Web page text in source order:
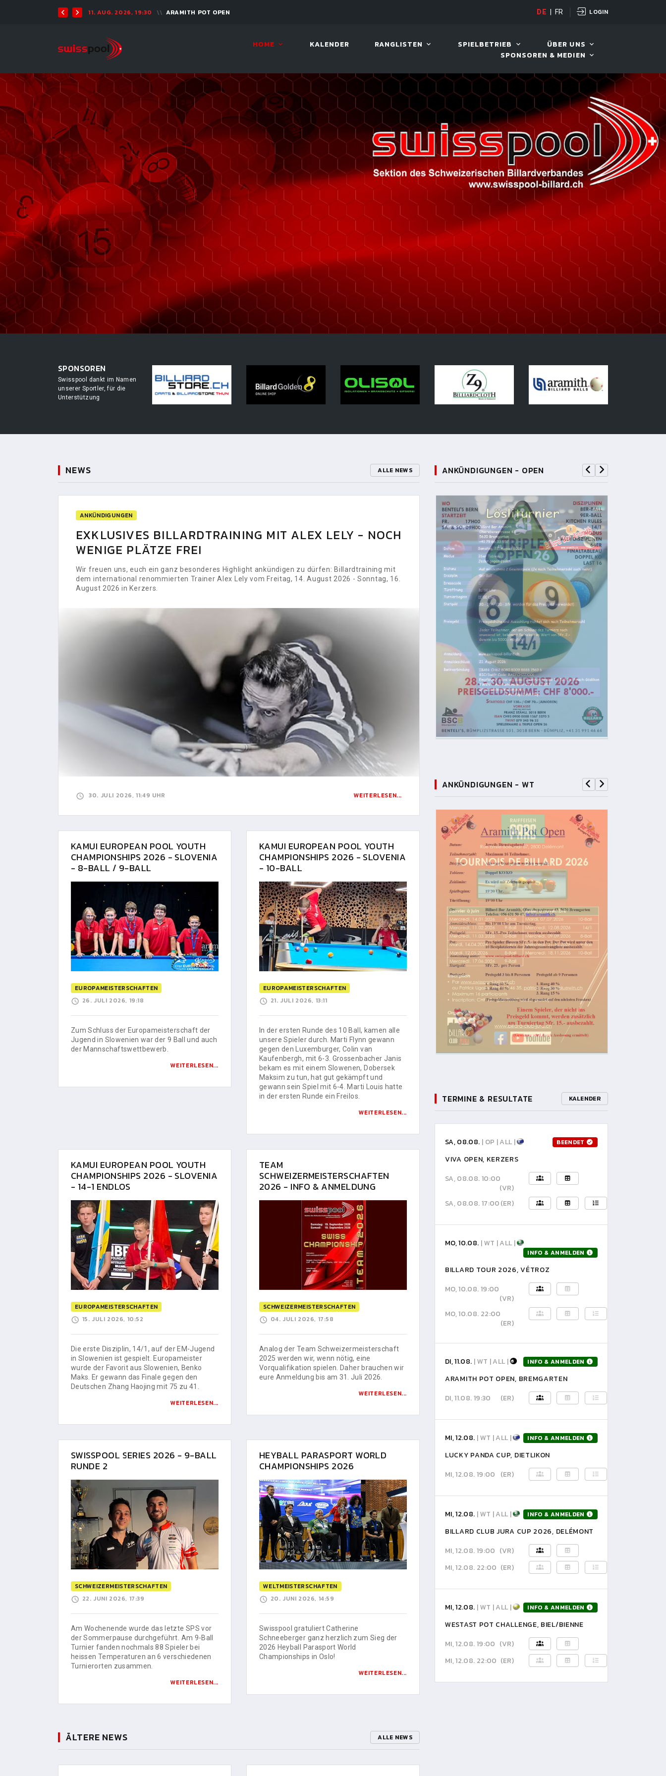
11. AUG. 2026, 19:30 ARAMITH POT OPEN 12. AUG. 2026, 19:00
DE FR LOGIN
HOME KALENDER RANGLISTEN SPIELBETRIEB
ÜBER UNS
SPONSOREN & MEDIEN
SPONSOREN
Swisspool dankt im Namen
unserer Sportler, für die
Unterstützung
NEWS ALLE NEWS
ANKÜNDIGUNGEN
EXKLUSIVES BILLARDTRAINING MIT ALEX LELY - NOCH
WENIGE PLÄTZE FREI
Wir freuen uns, euch ein ganz besonderes Highlight ankündigen zu dürfen: Billardtraining mit
dem international renommierten Trainer Alex Lely vom Freitag, 14. August 2026 - Sonntag, 16.
August 2026 in Kerzers.
30. JULI 2026, 11:49 UHR WEITERLESEN...
KAMUI EUROPEAN POOL YOUTH
CHAMPIONSHIPS 2026 - SLOVENIA
- 8-BALL / 9-BALL
EUROPAMEISTERSCHAFTEN
26. JULI 2026, 19:18
Zum Schluss der Europameisterschaft der
Jugend in Slowenien war der 9 Ball und auch
der Mannschaftswettbewerb.
WEITERLESEN...
KAMUI EUROPEAN POOL YOUTH
CHAMPIONSHIPS 2026 - SLOVENIA
- 10-BALL
EUROPAMEISTERSCHAFTEN
21. JULI 2026, 13:11
In der ersten Runde des 10 Ball, kamen alle
unsere Spieler durch. Marti Flynn gewann
gegen den Luxemburger, Colin van
Kaufenbergh, mit 6-3. Grossenbacher Janis
bekam es mit einem Slowenen, Dobersek
Maksim zu tun, hat gut gekämpft und
gewann sein Spiel mit 6-4. Marti Louis hatte
in der ersten Runde ein Freilos.
WEITERLESEN...
KAMUI EUROPEAN POOL YOUTH
CHAMPIONSHIPS 2026 - SLOVENIA
- 14-1 ENDLOS
EUROPAMEISTERSCHAFTEN
15. JULI 2026, 10:52
Die erste Disziplin, 14/1, auf der EM-Jugend
in Slowenien ist gespielt. Europameister
wurde der Favorit aus Slowenien, Benko
Maks. Er gewann das Finale gegen den
Deutschen Zhang Haojing mit 75 zu 41.
WEITERLESEN...
TEAM
SCHWEIZERMEISTERSCHAFTEN
2026 - INFO & ANMELDUNG
SCHWEIZERMEISTERSCHAFTEN
04. JULI 2026, 17:58
Analog der Team Schweizermeisterschaft
2025 werden wir, wenn nötig, eine
Vorqualifikation spielen. Daher brauchen wir
eure Anmeldung bis am 31. Juli 2026.
WEITERLESEN...
SWISSPOOL SERIES 2026 - 9-BALL
RUNDE 2
SCHWEIZERMEISTERSCHAFTEN
22. JUNI 2026, 17:39
Am Wochenende wurde das letzte SPS vor
der Sommerpause durchgeführt. Am 9-Ball
Turnier fanden nochmals 88 Spieler bei
heissen Temperaturen an 6 verschiedenen
Turnierorten zusammen.
WEITERLESEN...
HEYBALL PARASPORT WORLD
CHAMPIONSHIPS 2026
WELTMEISTERSCHAFTEN
20. JUNI 2026, 14:59
Swisspool gratuliert Catherine
Schneeberger ganz herzlich zum Sieg der
2026 Heyball Parasport World
Championships in Oslo!
WEITERLESEN...
ÄLTERE NEWS ALLE NEWS
ANKÜNDIGUNGEN - OPEN
ANKÜNDIGUNGEN - WT
TERMINE & RESULTATE KALENDER
SA, 08.08. | OP | ALL | BEENDET
VIVA OPEN, KERZERS
SA, 08.08. 10:00
(VR)
SA, 08.08. 17:00(ER)
MO, 10.08. | WT | ALL |
INFO & ANMELDEN
BILLARD TOUR 2026, VÉTROZ
MO, 10.08. 19:00
(VR)
MO, 10.08. 22:00
(ER)
DI, 11.08. | WT | ALL | INFO & ANMELDEN
ARAMITH POT OPEN, BREMGARTEN
DI, 11.08. 19:30
(ER)
MI, 12.08. | WT | ALL | INFO & ANMELDEN
LUCKY PANDA CUP, DIETLIKON
MI, 12.08. 19:00
(ER)
MI, 12.08. | WT | ALL | INFO & ANMELDEN
BILLARD CLUB JURA CUP 2026, DELÉMONT
MI, 12.08. 19:00 (VR)
MI, 12.08. 22:00 (ER)
MI, 12.08. | WT | ALL | INFO & ANMELDEN
WESTAST POT CHALLENGE, BIEL/BIENNE
MI, 12.08. 19:00 (VR)
MI, 12.08. 22:00 (ER)